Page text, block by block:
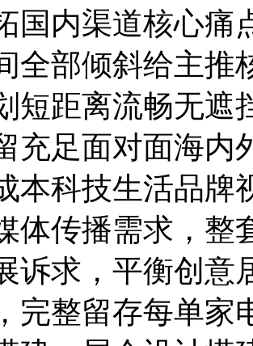
国内渠道核心痛
全部倾斜给主推
短距离流畅无遮
充足面对面海内
本科技生活品牌
体传播需求，
诉求，平衡创意
完整留存每单家